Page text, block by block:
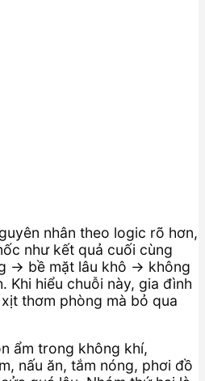
nhân theo logic rõ hơn,
như kết quả cuối cùng
→ bề mặt lâu khô → không
Khi hiểu chuỗi này, gia đình
thơm phòng mà bỏ qua
ẩm trong không khí,
nấu ăn, tắm nóng, phơi đồ